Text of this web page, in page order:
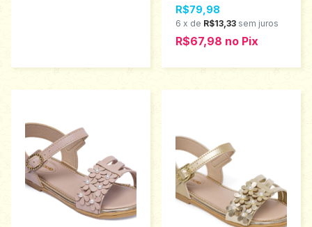
R$79,98
6 x de R$13,33 sem juros
R$67,98 no Pix